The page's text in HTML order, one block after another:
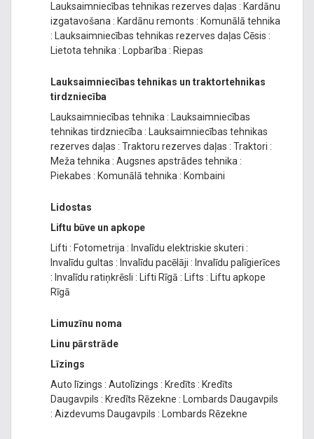
Lauksaimniecības tehnikas rezerves daļas : Kardānu
izgatavošana : Kardānu remonts : Komunālā tehnika
:
Lauksaimniecības tehnikas rezerves daļas Cēsis :
Lietota tehnika : Lopbarība : Riepas
Lauksaimniecības tehnikas un traktortehnikas
tirdzniecība
Lauksaimniecības tehnika :
Lauksaimniecības
tehnikas tirdzniecība :
Lauksaimniecības tehnikas
rezerves daļas : Traktoru rezerves daļas : Traktori :
Meža tehnika : Augsnes apstrādes tehnika :
Piekabes : Komunālā tehnika : Kombaini
Lidostas
Liftu būve un apkope
Lifti : Fotometrija : Invalīdu elektriskie skuteri :
Invalīdu gultas : Invalīdu pacēlāji : Invalīdu palīgierīces
: Invalīdu ratiņkrēsli : Lifti Rīgā : Lifts :
Liftu apkope
Rīgā
Limuzīnu noma
Linu pārstrāde
Līzings
Auto līzings : Autolīzings : Kredīts : Kredīts
Daugavpils : Kredīts Rēzekne :
Lombards Daugavpils
: Aizdevums Daugavpils : Lombards Rēzekne